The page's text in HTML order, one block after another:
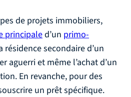
de projets immobiliers,
principaled’un primo-
résidence secondaire d’un
aguerri et même l’achat d’un
En revanche, pour des
un prêt spécifique.